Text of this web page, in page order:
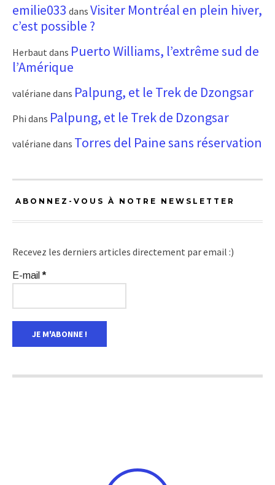
emilie033 dans Visiter Montréal en plein hiver,
c’est possible ?
Herbaut dans Puerto Williams, l’extrême sud de
l’Amérique
valériane dans Palpung, et le Trek de Dzongsar
Phi dans Palpung, et le Trek de Dzongsar
valériane dans Torres del Paine sans réservation
ABONNEZ-VOUS À NOTRE NEWSLETTER
Recevez les derniers articles directement par email :)
E-mail*